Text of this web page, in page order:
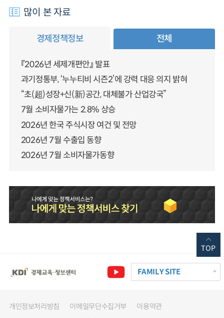
많이 본 자료
경제정책정보 전체
『2026년 세제개편안』 발표
과기정통부, ‘누누티비 시즌2’에 강력 대응 의지 밝혀
“초(超)성장+신(新)공간, 대체불가 산업강국”
7월 소비자물가는 2.8% 상승
2026년 한국 주식시장 여건 및 전망
2026년 7월 수출입 동향
2026년 7월 소비자물가동향
FAMILY SITE
개인정보처리방침 이메일무단수집거부 이용약관
TOP